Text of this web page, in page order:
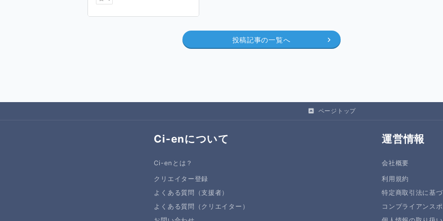
投稿記事の一覧へ
ページトップ
Ci-enについて
Ci-enとは？
クリエイター登録
よくある質問（支援者）
よくある質問（クリエイター）
運営情報
会社概要
利用規約
特定商取引法に基
コンプライアンス